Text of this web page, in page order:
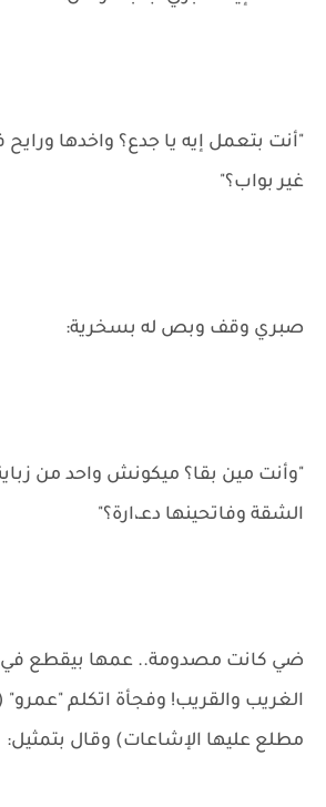
"أنت بتعمل إيه يا جدع؟ واخدها
غير بواب؟"
صبري وقف وبص له بسخرية:
"وأنت مين بقا؟ ميكونش واحد من
الشقة وفاتحينها دعـ،ارة؟"
ضي كانت مصدومة.. عمها بيقطع
الغريب والقريب! وفجأة اتكلم
مطلع عليها الإشاعات) وقال بتمثيل: